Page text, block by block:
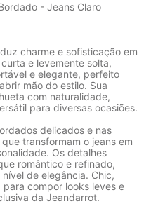
- Jeans Claro
charme e sofisticação em
e levemente solta,
e elegante, perfeito
mão do estilo. Sua
com naturalidade,
para diversas ocasiões.
delicados e nas
transformam o jeans em
Os detalhes
romântico e refinado,
de elegância. Chic,
compor looks leves e
da Jeandarrot.